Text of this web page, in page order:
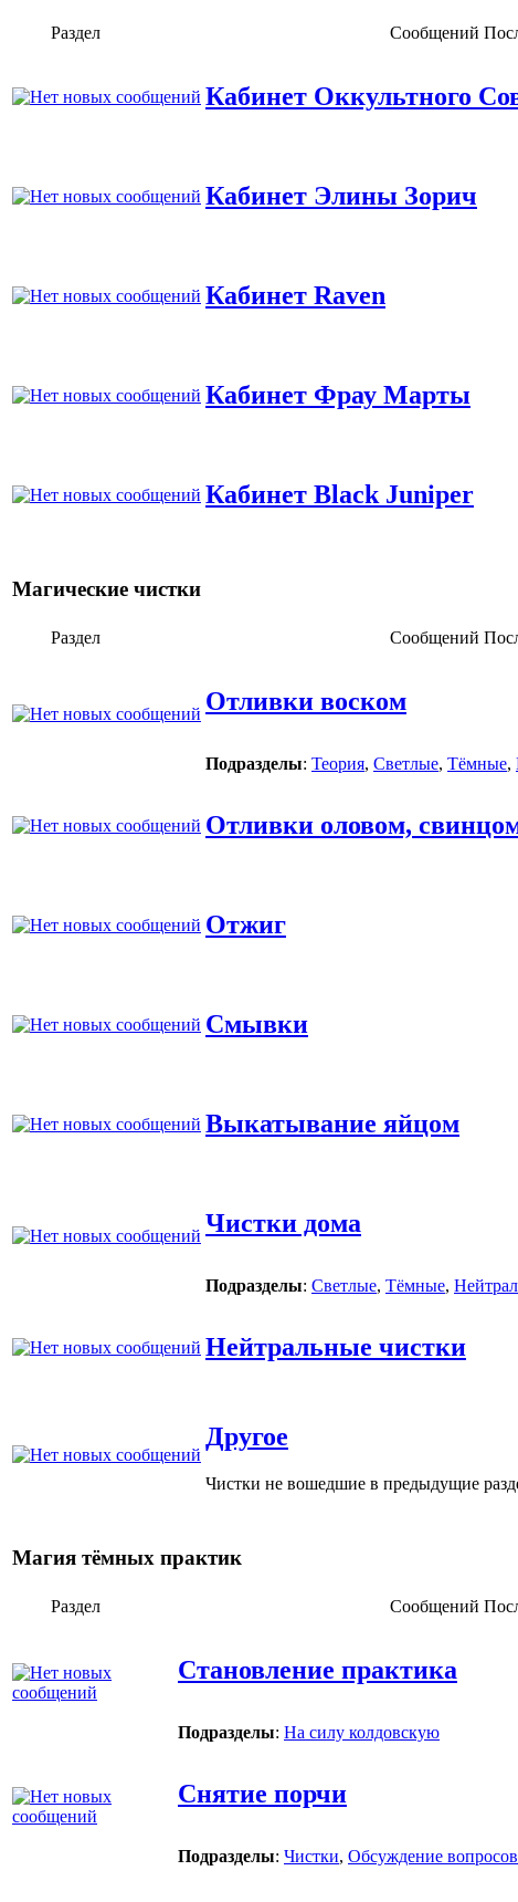
Раздел Сообщений
Кабинет Оккультного
Кабинет Элины Зорич
Кабинет Raven
Кабинет Фрау Марты
Кабинет Black Juniper
Магические чистки
Раздел Сообщений
Отливки воском
Подразделы: Теория, Светлые, Тёмные,
Отливки оловом,
Отжиг
Смывки
Выкатывание яйцом
Чистки дома
Подразделы: Светлые, Тёмные,
Нейтральные чистки
Другое
Чистки не вошедшие в предыдущие
Магия тёмных практик
Раздел Сообщений
Становление практика
Подразделы: На силу колдовскую
Снятие порчи
Подразделы: Чистки, Обсуждение